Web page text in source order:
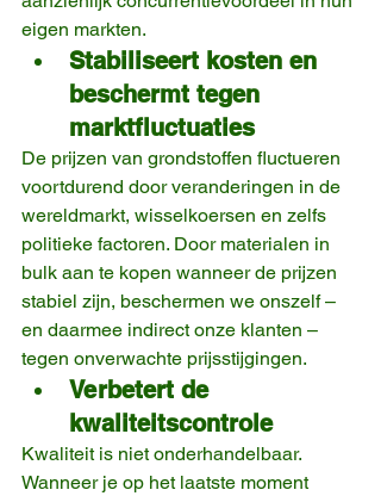
eigen markten.
Stabiliseert kosten en
beschermt tegen
marktfluctuaties
De prijzen van grondstoffen fluctueren
voortdurend door veranderingen in de
wereldmarkt, wisselkoersen en zelfs
politieke factoren. Door materialen in
bulk aan te kopen wanneer de prijzen
stabiel zijn, beschermen we onszelf –
en daarmee indirect onze klanten –
tegen onverwachte prijsstijgingen.
Verbetert de
kwaliteitscontrole
Kwaliteit is niet onderhandelbaar.
Wanneer je op het laatste moment